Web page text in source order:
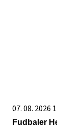
07. 08. 2026
Fudbaler